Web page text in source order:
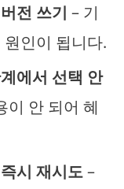
전 쓰기 – 기
인이 됩니다.
에서 선택 안
이 안 되어 혜
시 재시도–